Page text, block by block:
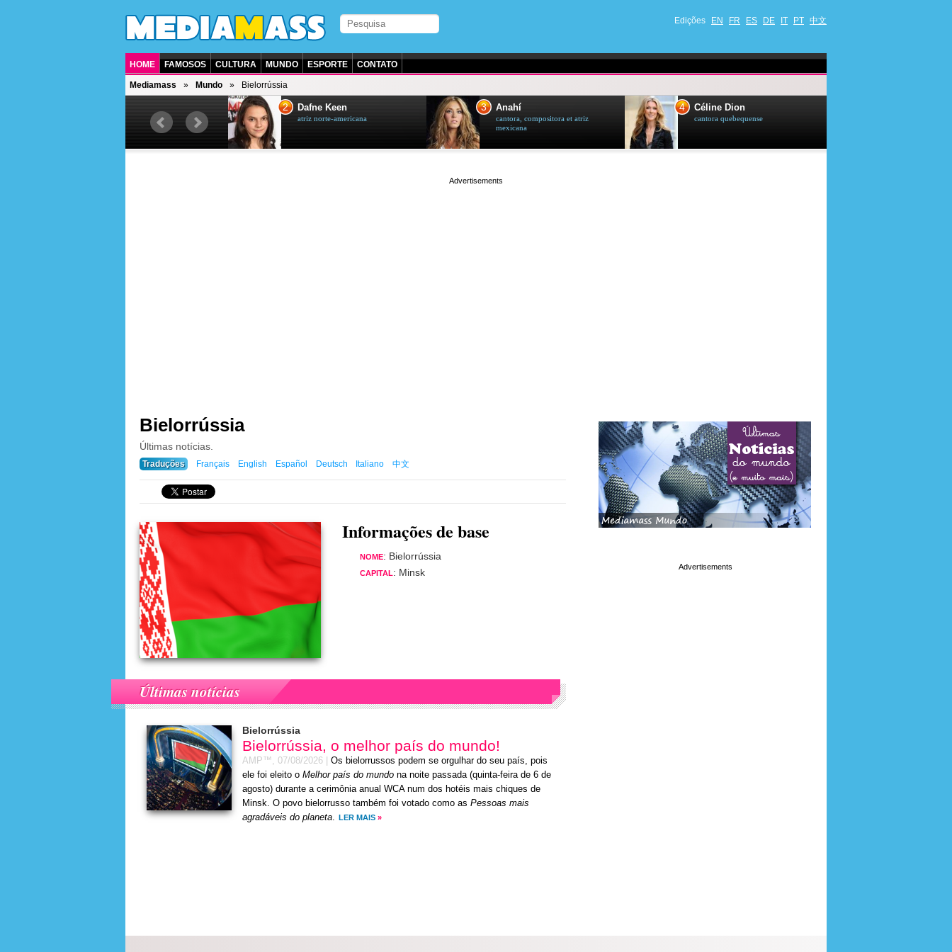
Edições EN FR ES DE IT PT 中文
HOME FAMOSOS CULTURA MUNDO ESPORTE CONTATO
Mediamass Mundo Bielorrússia
2 Dafne Keen
atriz norte-americana
3 Anahí
cantora, compositora et atriz
mexicana
4 Céline Dion
cantora quebequense
Bielorrússia
Últimas notícias.
Traduções Français English Español Deutsch Italiano 中文
Informações de base
NOME: Bielorrússia
CAPITAL: Minsk
Últimas notícias
Bielorrússia
Bielorrússia, o melhor país do mundo!
AMP™, 07/08/2026
Os bielorrussos podem se orgulhar do seu país, pois
ele foi eleito o Melhor país do mundo na noite passada (quinta-feira de 6 de
agosto) durante a cerimônia anual WCA num dos hotéis mais chiques de
Minsk. O povo bielorrusso também foi votado como as Pessoas mais
agradáveis do planeta. LER MAIS »